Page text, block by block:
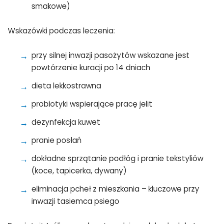
smakowe)
Wskazówki podczas leczenia:
przy silnej inwazji pasożytów wskazane jest
powtórzenie kuracji po 14 dniach
dieta lekkostrawna
probiotyki wspierające pracę jelit
dezynfekcja kuwet
pranie posłań
dokładne sprzątanie podłóg i pranie tekstyliów
(koce, tapicerka, dywany)
eliminacja pcheł z mieszkania – kluczowe przy
inwazji tasiemca psiego